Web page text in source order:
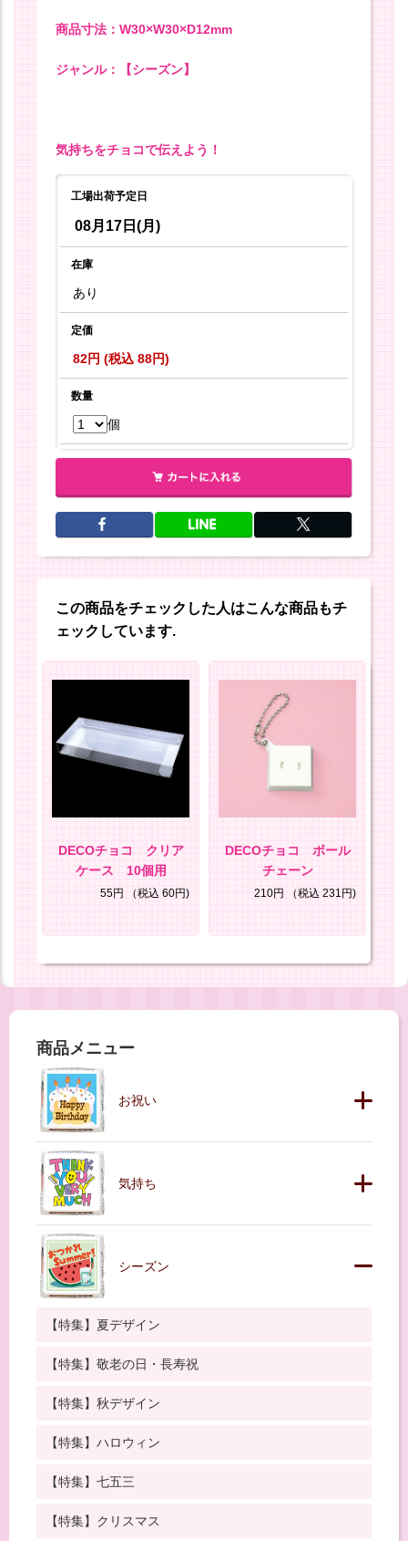
商品寸法：W30×W30×D12mm
ジャンル：【シーズン】
気持ちをチョコで伝えよう！
工場出荷予定日
08月17日(月)
在庫
あり
定価
82円 (税込 88円)
数量
個
この商品をチェックした人はこんな商品もチ
ェックしています.
DECOチョコ クリア
ケース 10個用
55円 （税込 60円)
DECOチョコ ボール
チェーン
210円 （税込 231円)
商品メニュー
お祝い
気持ち
シーズン
【特集】夏デザイン
【特集】敬老の日・長寿祝
【特集】秋デザイン
【特集】ハロウィン
【特集】七五三
【特集】クリスマス